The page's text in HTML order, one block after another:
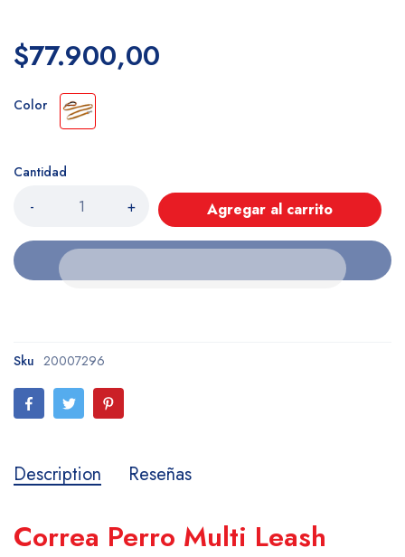
$77.900,00
Color
Cantidad
- + Agregar al carrito
Sku 20007296
Description Reseñas
Correa Perro Multi Leash